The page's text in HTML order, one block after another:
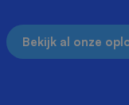
Bekijk al onze